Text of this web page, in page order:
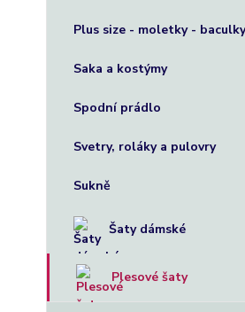
Plus size - moletky - baculky
Saka a kostýmy
Spodní prádlo
Svetry, roláky a pulovry
Sukně
Šaty dámské
Plesové šaty